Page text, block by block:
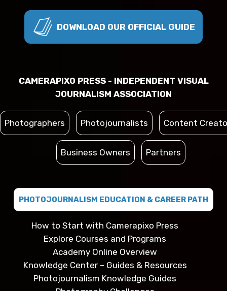
DOWNLOAD OUR OFFICIAL GUIDE
CAMERAPIXO PRESS - INDEPENDENT VISUAL
JOURNALISM ASSOCIATION
Photographers Photojournalists Content
Business Owners Partners
PHOTOJOURNALISM EDUCATION & CAREER PATH
How to Start with Camerapixo Press
Explore Courses and Programs
Academy Online Overview
Knowledge Center – Guides & Resources
Photojournalism Knowledge Guides